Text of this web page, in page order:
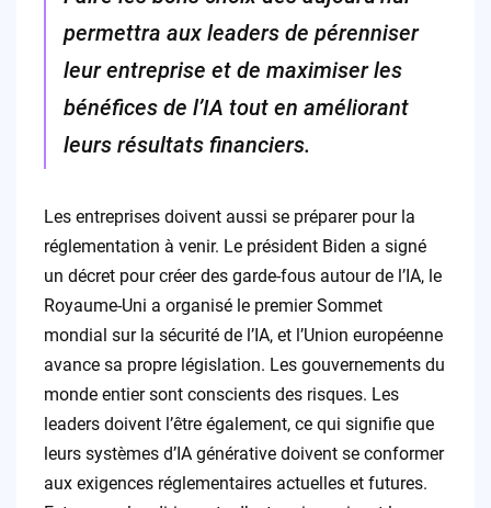
permettra aux leaders de pérenniser
leur entreprise et de maximiser les
bénéfices de l’IA tout en améliorant
leurs résultats financiers.
Les entreprises doivent aussi se préparer pour la
réglementation à venir. Le président Biden a signé
un décret pour créer des garde-fous autour de l’IA, le
Royaume-Uni a organisé le premier Sommet
mondial sur la sécurité de l’IA, et l’Union européenne
avance sa propre législation. Les gouvernements du
monde entier sont conscients des risques. Les
leaders doivent l’être également, ce qui signifie que
leurs systèmes d’IA générative doivent se conformer
aux exigences réglementaires actuelles et futures.